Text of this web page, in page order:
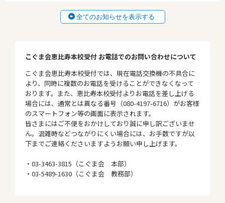
全てのお知らせを表示する
こぐま会恵比寿本校受付 お電話でのお問い合わせについて
こぐま会恵比寿本校受付では、現在電話交換機の不具合に
より、同時に複数のお電話を受けることができなくなって
おります。また、恵比寿本校受付よりお電話を差し上げる
場合には、通常とは異なる番号（080-4197-6716）がお客様
のスマートフォン等の画面に表示されます。
皆さまにはご不便をおかけしており誠に申し訳ございませ
ん。混雑時などつながりにくい場合には、お手数ですが以
下までご連絡くださいますようお願い申し上げます。
・03-3463-3815（こぐま会 本部）
・03-5489-1630（こぐま会 教務部）